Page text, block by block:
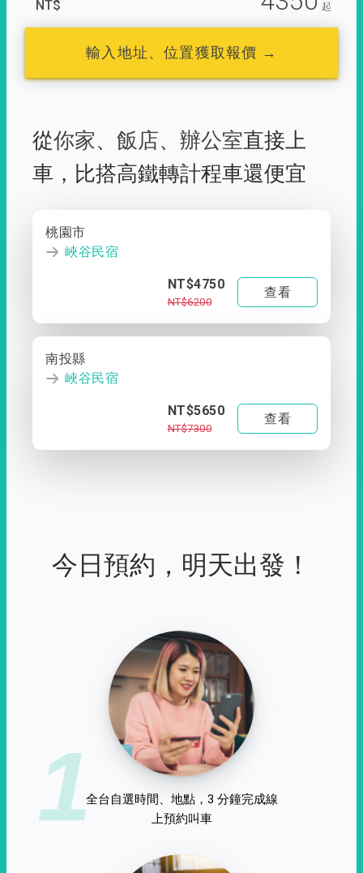
NT$ 起
輸入地址、位置獲取報價 →
從你家、 飯店、 辦公室直接上
車， 比搭高鐵轉計程車還便宜
桃園市
峽谷民宿
NT$4750
NT$6200
查看
南投縣
峽谷民宿
NT$5650
NT$7300
查看
今日預約，明天出發！
1全台自選時間、地點，3 分鐘完成線
上預約叫車